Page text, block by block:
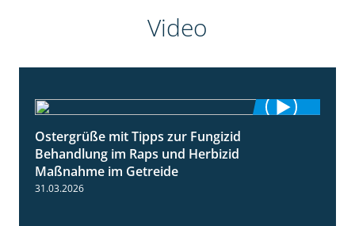
Video
Ostergrüße mit Tipps zur Fungizid
Behandlung im Raps und Herbizid
Maßnahme im Getreide
31.03.2026